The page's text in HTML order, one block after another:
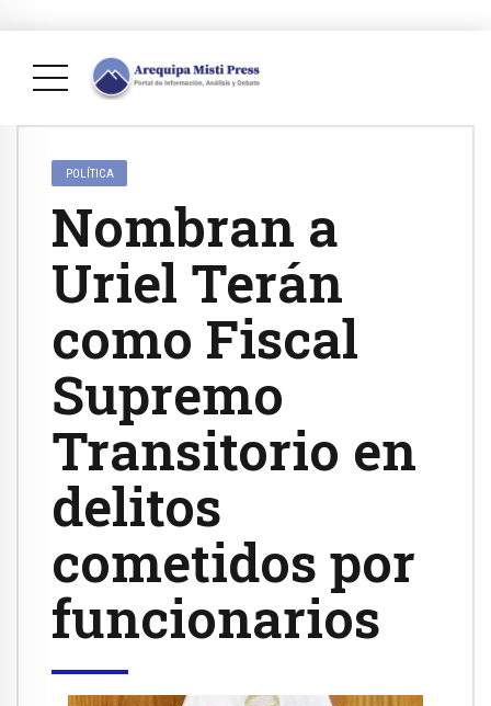
POLÍTICA
Nombran a
Uriel Terán
como Fiscal
Supremo
Transitorio en
delitos
cometidos por
funcionarios